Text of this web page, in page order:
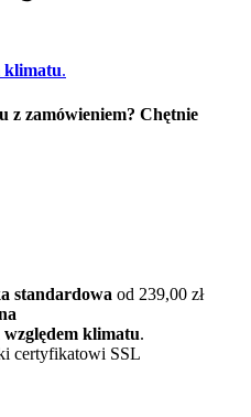
klimatu.
z zamówieniem? Chętnie
standardowa od 239,00 zł
klimatu.
certyfikatowi SSL